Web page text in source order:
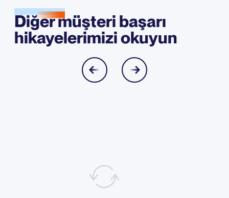
Diğer müşteri başarı
hikayelerimizi okuyun